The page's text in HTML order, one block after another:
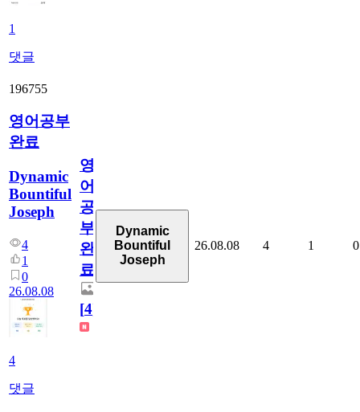
1
댓글
196755
영어공부
완료
Dynamic
Bountiful
Joseph
4
1
0
26.08.08
4
댓글
영
어
공
부
완
료
[4]
Dynamic
Bountiful
Joseph
26.08.08 4 1 0